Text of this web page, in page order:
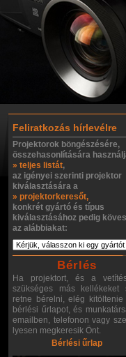
Feliratkozás hírlevélre
Projektorok böngészésére,
összehasonlítására
» teljes listát,
az igényei szerinti projektor
kiválasztására a
» projektorkeresőt,
konkrét gyártó és típus
kiválasztásához pedig
az alábbiakat:
Bérlés
Ha projektort, és a
szükséges más kellékeket
retne bérelni, elég kitöltenie
bérlési űrlapot, és
emailben, telefonon vagy
lyesen megkeresik Önt.
Bérlési űrlap